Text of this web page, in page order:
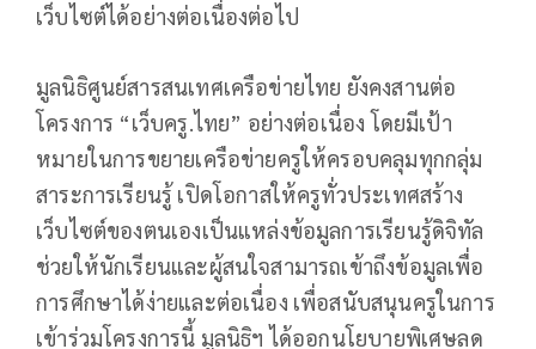
เว็บไซต์ได้อย่างต่อเนื่องต่อไป
มูลนิธิศูนย์สารสนเทศเครือข่ายไทย ยังคงสานต่อ
โครงการ “เว็บครู.ไทย” อย่างต่อเนื่อง โดยมีเป้า
หมายในการขยายเครือข่ายครูให้ครอบคลุมทุกกลุ่ม
สาระการเรียนรู้ เปิดโอกาสให้ครูทั่วประเทศสร้าง
เว็บไซต์ของตนเองเป็นแหล่งข้อมูลการเรียนรู้ดิจิทัล
ช่วยให้นักเรียนและผู้สนใจสามารถเข้าถึงข้อมูลเพื่อ
การศึกษาได้ง่ายและต่อเนื่อง เพื่อสนับสนุนครูในการ
เข้าร่วมโครงการนี้ มูลนิธิฯ ได้ออกนโยบายพิเศษลด